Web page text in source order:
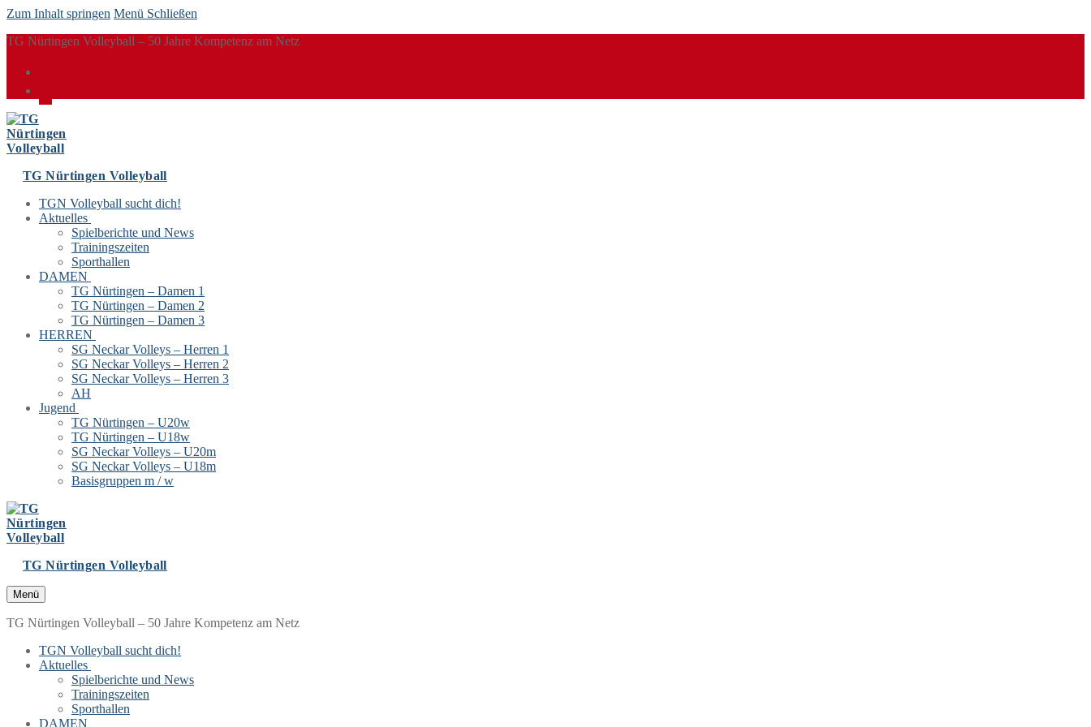
Zum Inhalt springen Menü Schließen
TG Nürtingen Volleyball – 50 Jahre Kompetenz am Netz
TG Nürtingen Volleyball
TGN Volleyball sucht dich!
Aktuelles
Spielberichte und News
Trainingszeiten
Sporthallen
DAMEN
TG Nürtingen – Damen 1
TG Nürtingen – Damen 2
TG Nürtingen – Damen 3
HERREN
SG Neckar Volleys – Herren 1
SG Neckar Volleys – Herren 2
SG Neckar Volleys – Herren 3
AH
Jugend
TG Nürtingen – U20w
TG Nürtingen – U18w
SG Neckar Volleys – U20m
SG Neckar Volleys – U18m
Basisgruppen m / w
TG Nürtingen Volleyball
Menü
TG Nürtingen Volleyball – 50 Jahre Kompetenz am Netz
TGN Volleyball sucht dich!
Aktuelles
Spielberichte und News
Trainingszeiten
Sporthallen
DAMEN